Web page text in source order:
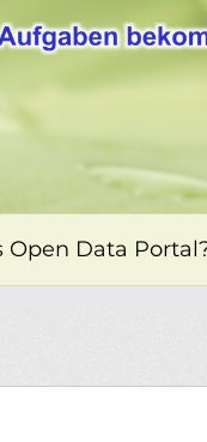
Data